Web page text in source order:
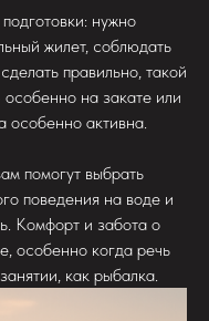
нужно
жилет, соблюдать
правильно, такой
на закате или
особенно активна.
помогут выбрать
поведения на воде и
Комфорт и забота о
особенно когда речь
как рыбалка.